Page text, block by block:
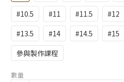
#10.5
#11 #11.5 #12
#13.5
#14 #14.5 #15
參與製作課程
數量